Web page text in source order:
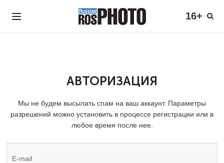
16+
АВТОРИЗАЦИЯ
Мы не будем высылать спам на ваш аккаунт. Параметры
разрешений можно установить в процессе регистрации или в
любое время после нее.